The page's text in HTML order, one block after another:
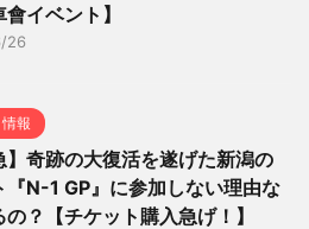
イベント】
26
報
】奇跡の大復活を遂げた新潟の
『N-1 GP』に参加しない理由な
の？【チケット購入急げ！】